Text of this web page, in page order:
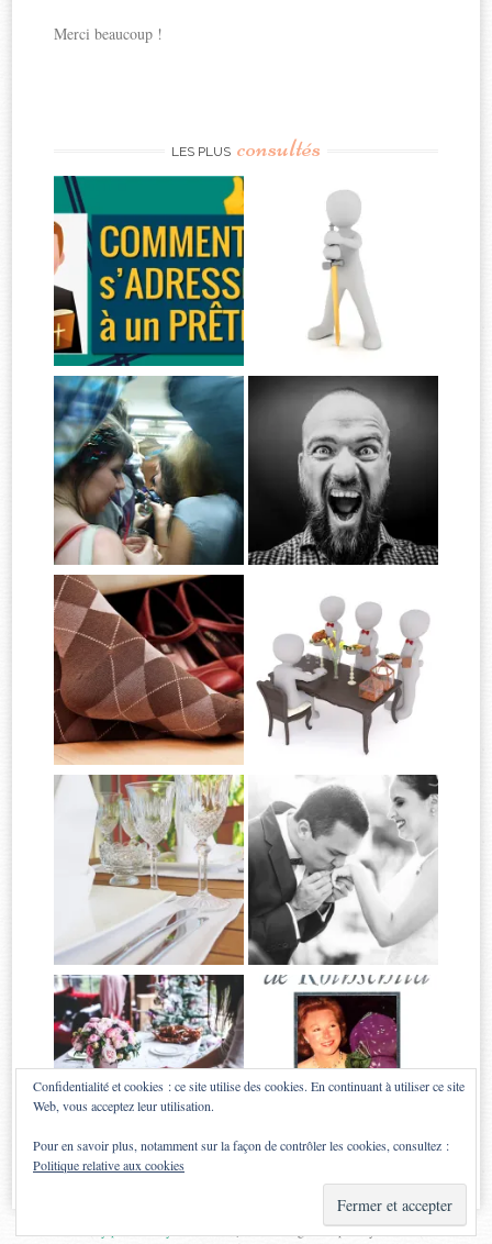
Merci beaucoup !
LES PLUS consultés
Theme: Sugar & Spice byWebTuts.
Confidentialité et cookies : ce site utilise des cookies. En continuant à utiliser ce site
Web, vous acceptez leur utilisation.
Pour en savoir plus, notamment sur la façon de contrôler les cookies, consultez :
Politique relative aux cookies